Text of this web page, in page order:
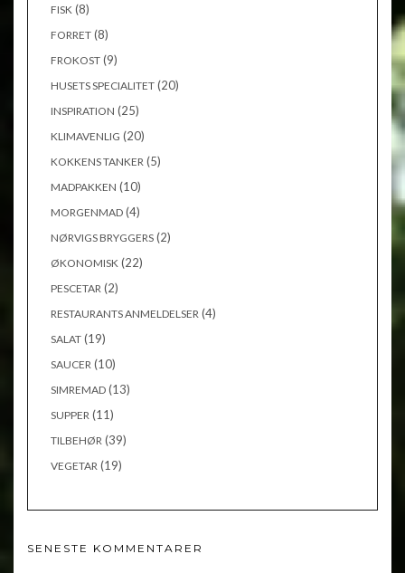
FISK (8)
FORRET (8)
FROKOST (9)
HUSETS SPECIALITET (20)
INSPIRATION (25)
KLIMAVENLIG (20)
KOKKENS TANKER (5)
MADPAKKEN (10)
MORGENMAD (4)
NØRVIGS BRYGGERS (2)
ØKONOMISK (22)
PESCETAR (2)
RESTAURANTS ANMELDELSER (4)
SALAT (19)
SAUCER (10)
SIMREMAD (13)
SUPPER (11)
TILBEHØR (39)
VEGETAR (19)
SENESTE KOMMENTARER